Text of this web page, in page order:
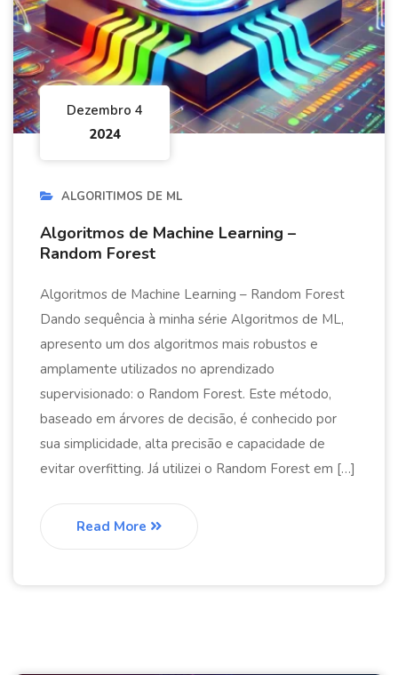
Dezembro 4
2024
ALGORITIMOS DE ML
Algoritmos de Machine Learning –
Random Forest
Algoritmos de Machine Learning – Random Forest
Dando sequência à minha série Algoritmos de ML,
apresento um dos algoritmos mais robustos e
amplamente utilizados no aprendizado
supervisionado: o Random Forest. Este método,
baseado em árvores de decisão, é conhecido por
sua simplicidade, alta precisão e capacidade de
evitar overfitting. Já utilizei o Random Forest em […]
Read More